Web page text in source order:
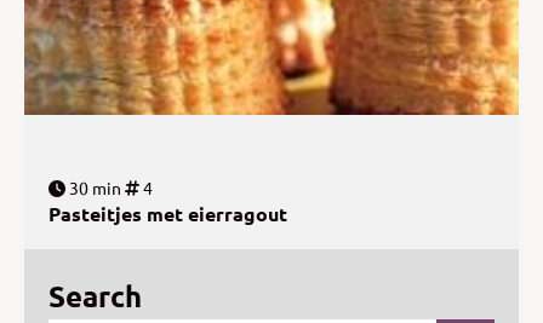
30 min 4
Pasteitjes met eierragout
Search